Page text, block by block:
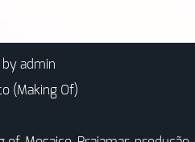
by admin
(Making Of)